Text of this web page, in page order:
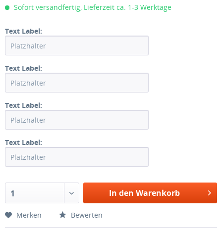
Sofort versandfertig, Lieferzeit ca. 1-3 Werktage
Text Label:
Text Label:
Text Label:
Text Label:
1 In den Warenkorb
Merken Bewerten